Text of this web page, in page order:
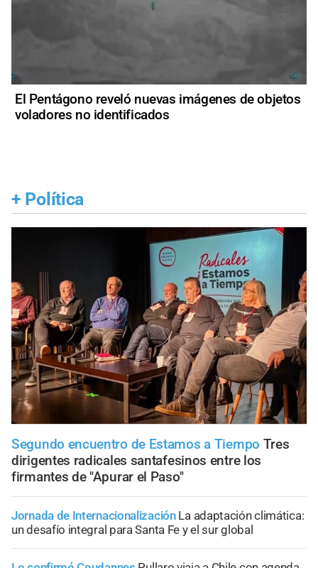
El Pentágono reveló nuevas imágenes de objetos
voladores no identificados
+ Política
Segundo encuentro de Estamos a Tiempo Tres
dirigentes radicales santafesinos entre los
firmantes de "Apurar el Paso"
Jornada de Internacionalización La adaptación climática:
un desafío integral para Santa Fe y el sur global